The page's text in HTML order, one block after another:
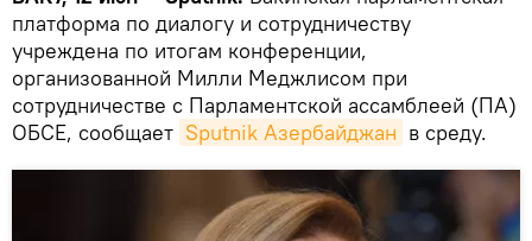
платформа по диалогу и сотрудничеству
учреждена по итогам конференции,
организованной Милли Меджлисом при
сотрудничестве с Парламентской ассамблеей (ПА)
ОБСЕ, сообщает Sputnik Азербайджан в среду.